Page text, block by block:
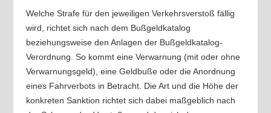
Welche Strafe für den jeweiligen Verkehrsverstoß fällig
wird, richtet sich nach dem Bußgeldkatalog
beziehungsweise den Anlagen der Bußgeldkatalog-
Verordnung. So kommt eine Verwarnung (mit oder ohne
Verwarnungsgeld), eine Geldbuße oder die Anordnung
eines Fahrverbots in Betracht. Die Art und die Höhe der
konkreten Sanktion richtet sich dabei maßgeblich nach